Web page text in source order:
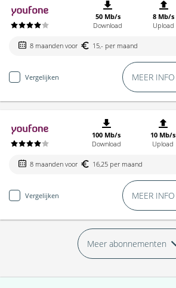
50 Mb/s
Download
8 Mb/s
Upload
8 maanden voor 15,- per maand
Vergelijken MEER INFO
100 Mb/s
Download
10 Mb/s
Upload
8 maanden voor 16,25 per maand
Vergelijken MEER INFO
Meer abonnementen